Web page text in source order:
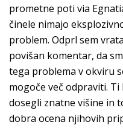
prometne poti via
činele nimajo
problem. Odprl sem
povišan komentar, da
tega problema v okviru
mogoče več odpraviti.
dosegli znatne višine in
dobra ocena njihovih